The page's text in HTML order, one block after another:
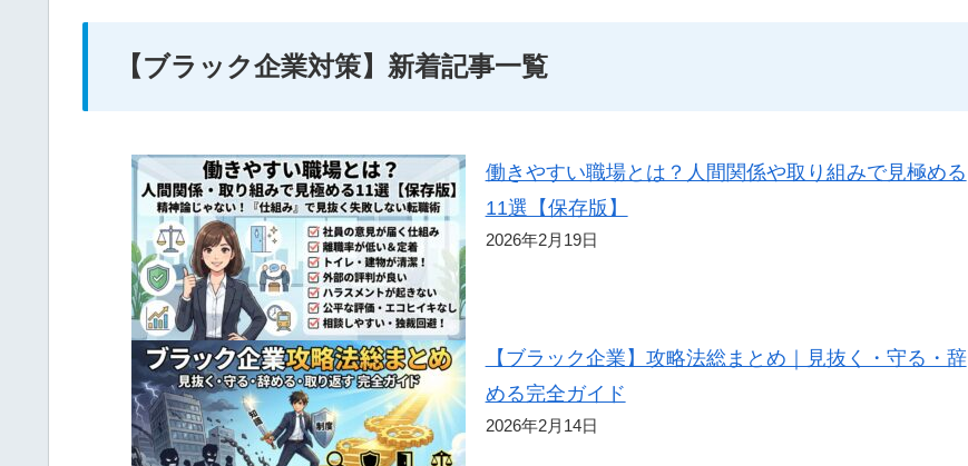
【ブラック企業対策】新着記事一覧
働きやすい職場とは？人間関係や取り組みで見極める
11選【保存版】
2026年2月19日
【ブラック企業】攻略法総まとめ｜見抜く・守る・辞
める完全ガイド
2026年2月14日